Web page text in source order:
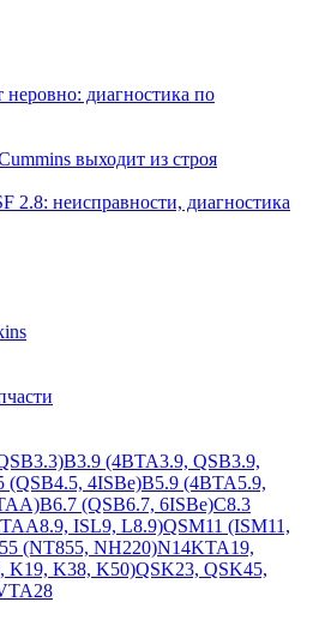
неровно: диагностика по
выходит из строя
2.8: неисправности, диагностика
B3.9 (4BTA3.9, QSB3.9,
(QSB4.5, 4ISBe)B5.9 (4BTA5.9,
B6.7 (QSB6.7, 6ISBe)C8.3
ISL9, L8.9)QSM11 (ISM11,
(NT855, NH220)N14KTA19,
K19, K38, K50)QSK23, QSK45,